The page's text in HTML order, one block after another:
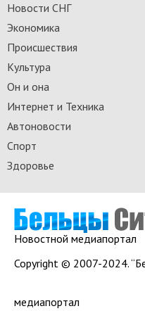
Новости СНГ
Экономика
Происшествия
Культура
Он и она
Интернет и Техника
Автоновости
Спорт
Здоровье
Новостной медиапортал
Copyright © 2007-2024.
медиапортал